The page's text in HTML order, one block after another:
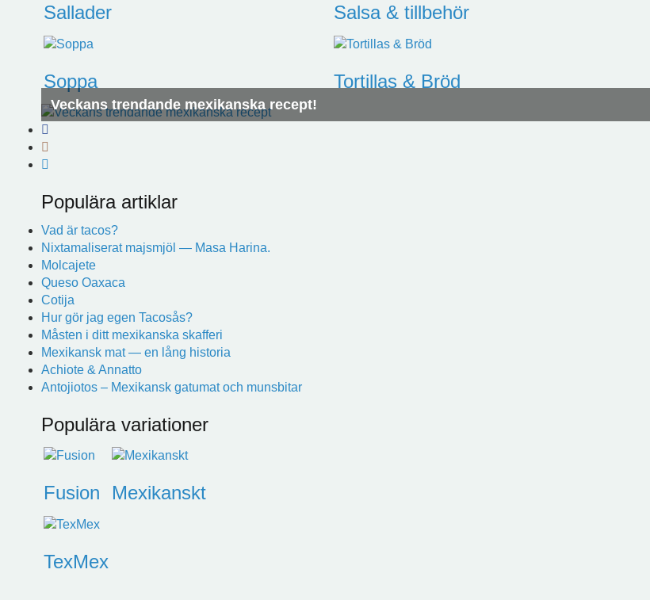
Sallader Salsa & tillbehör
Soppa Tortillas & Bröd
Veckans trendande mexikanska recept!
Populära artiklar
Vad är tacos?
Nixtamaliserat majsmjöl — Masa Harina.
Molcajete
Queso Oaxaca
Cotija
Hur gör jag egen Tacosås?
Måsten i ditt mexikanska skafferi
Mexikansk mat — en lång historia
Achiote & Annatto
Antojiotos – Mexikansk gatumat och munsbitar
Populära variationer
Fusion Mexikanskt
TexMex